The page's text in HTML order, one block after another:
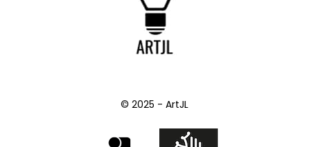
© 2025 - ArtJL